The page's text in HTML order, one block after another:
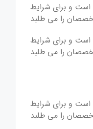
است و برای شرایط
را می طلبد
است و برای شرایط
را می طلبد
است و برای شرایط
را می طلبد